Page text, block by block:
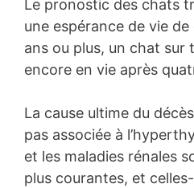
Le pronostic des chats
une espérance de vie
ans ou plus, un chat sur
encore en vie après
La cause ultime du
pas associée à
et les maladies rénales
plus courantes, et